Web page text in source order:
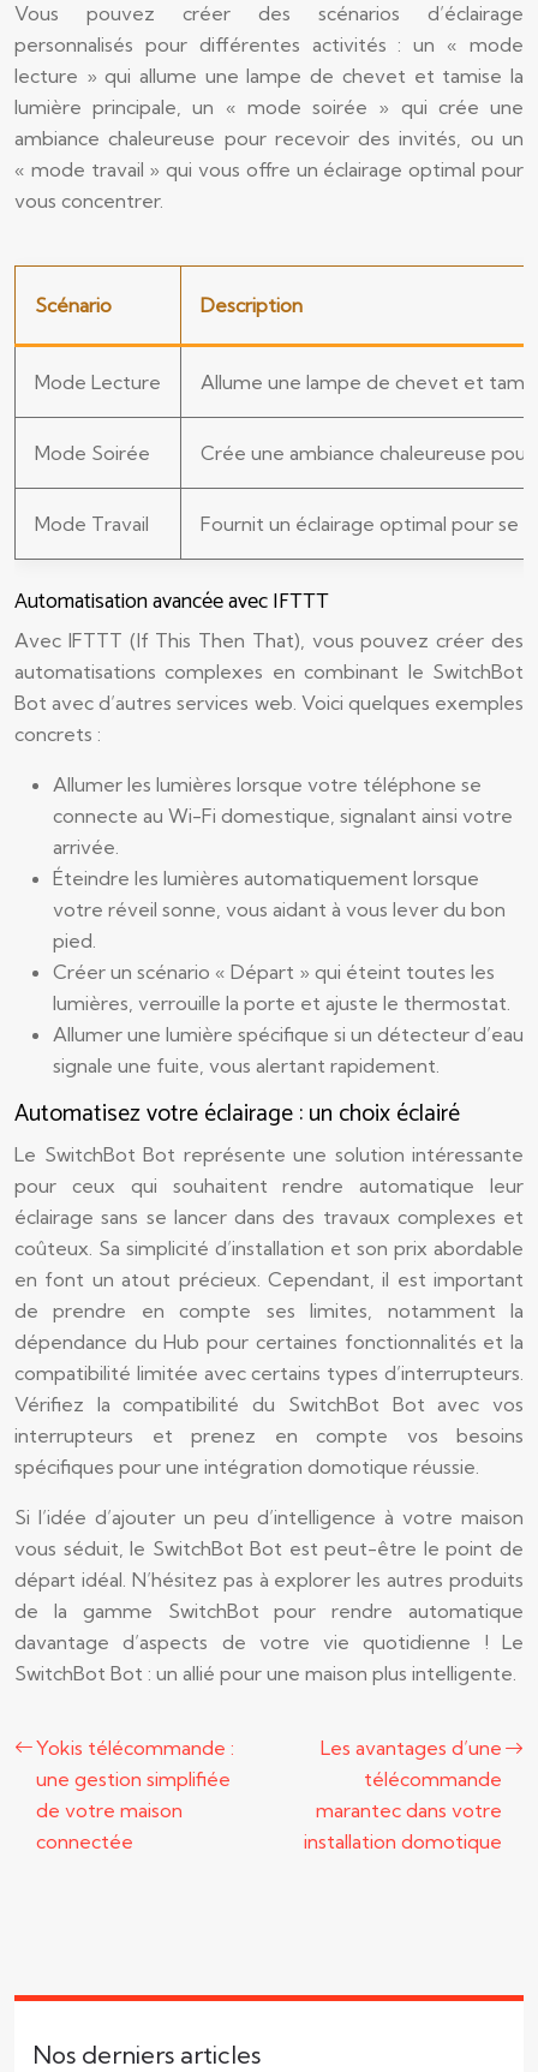
Vous pouvez créer des scénarios d’éclairage
personnalisés pour différentes activités : un « mode
lecture » qui allume une lampe de chevet et tamise la
lumière principale, un « mode soirée » qui crée une
ambiance chaleureuse pour recevoir des invités, ou un
« mode travail » qui vous offre un éclairage optimal pour
vous concentrer.
Scénario Description
Mode Lecture Allume une lampe de chevet et
Mode Soirée Crée une ambiance chaleureuse
Mode Travail Fournit un éclairage optimal pour se
Automatisation avancée avec IFTTT
Avec IFTTT (If This Then That), vous pouvez créer des
automatisations complexes en combinant le SwitchBot
Bot avec d’autres services web. Voici quelques exemples
concrets :
Allumer les lumières lorsque votre téléphone se
connecte au Wi-Fi domestique, signalant ainsi votre
arrivée.
Éteindre les lumières automatiquement lorsque
votre réveil sonne, vous aidant à vous lever du bon
pied.
Créer un scénario « Départ » qui éteint toutes les
lumières, verrouille la porte et ajuste le thermostat.
Allumer une lumière spécifique si un détecteur d’eau
signale une fuite, vous alertant rapidement.
Automatisez votre éclairage : un choix éclairé
Le SwitchBot Bot représente une solution intéressante
pour ceux qui souhaitent rendre automatique leur
éclairage sans se lancer dans des travaux complexes et
coûteux. Sa simplicité d’installation et son prix abordable
en font un atout précieux. Cependant, il est important
de prendre en compte ses limites, notamment la
dépendance du Hub pour certaines fonctionnalités et la
compatibilité limitée avec certains types d’interrupteurs.
Vérifiez la compatibilité du SwitchBot Bot avec vos
interrupteurs et prenez en compte vos besoins
spécifiques pour une intégration domotique réussie.
Si l’idée d’ajouter un peu d’intelligence à votre maison
vous séduit, le SwitchBot Bot est peut-être le point de
départ idéal. N’hésitez pas à explorer les autres produits
de la gamme SwitchBot pour rendre automatique
davantage d’aspects de votre vie quotidienne ! Le
SwitchBot Bot : un allié pour une maison plus intelligente.
Yokis télécommande :
une gestion simplifiée
de votre maison
connectée
Les avantages d’une
télécommande
marantec dans votre
installation domotique
Nos derniers articles